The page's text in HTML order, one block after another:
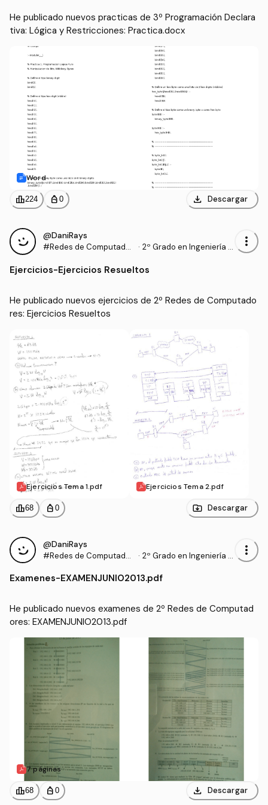
He publicado nuevos practicas de 3º Programación Declara
tiva: Lógica y Restricciones: Practica.docx
Word
leaderboard224 personal_bag 0 download Descargar
@DaniRays
#Redes de Computador
· 2º Grado en Ingeniería In
more_vert
Ejercicios-Ejercicios Resueltos
He publicado nuevos ejercicios de 2º Redes de Computado
res: Ejercicios Resueltos
Ejercicios Tema 1.pdf Ejercicios Tema 2.pdf
leaderboard68 personal_bag 0 Descargar
@DaniRays
#Redes de Computador
· 2º Grado en Ingeniería In
more_vert
Examenes-EXAMENJUNIO2013.pdf
He publicado nuevos examenes de 2º Redes de Computad
ores: EXAMENJUNIO2013.pdf
7 páginas
leaderboard68 personal_bag 0 download Descargar